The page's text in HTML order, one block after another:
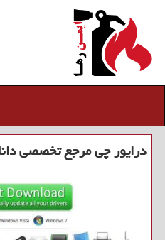
درایور چی مرجع تخصصی